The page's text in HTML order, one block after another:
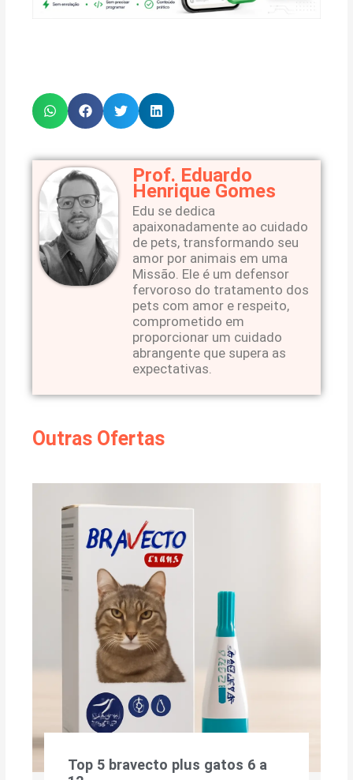
Prof. Eduardo
Henrique Gomes
Edu se dedica
apaixonadamente ao cuidado
de pets, transformando seu
amor por animais em uma
Missão. Ele é um defensor
fervoroso do tratamento dos
pets com amor e respeito,
comprometido em
proporcionar um cuidado
abrangente que supera as
expectativas.
Outras Ofertas
Top 5 bravecto plus gatos 6 a